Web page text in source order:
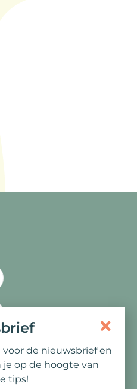
voor de nieuwsbrief en
op de hoogte van
tips!